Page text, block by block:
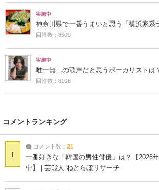
実施中
神奈川県で一番うまいと思う「横浜家系
回答数：8509
実施中
唯一無二の歌声だと思うボーカリストは
回答数：8108
コメントランキング
1
コメント数： 21
一番好きな「韓国の男性俳優」は？【2026
中】 | 芸能人 ねとらぼリサーチ